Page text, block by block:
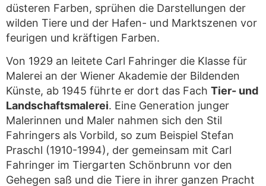
düsteren Farben, sprühen die Darstellungen der
wilden Tiere und der Hafen- und Marktszenen vor
feurigen und kräftigen Farben.
Von 1929 an leitete Carl Fahringer die Klasse für
Malerei an der Wiener Akademie der Bildenden
Künste, ab 1945 führte er dort das Fach Tier- und
Landschaftsmalerei. Eine Generation junger
Malerinnen und Maler nahmen sich den Stil
Fahringers als Vorbild, so zum Beispiel Stefan
Praschl (1910-1994), der gemeinsam mit Carl
Fahringer im Tiergarten Schönbrunn vor den
Gehegen saß und die Tiere in ihrer ganzen Pracht